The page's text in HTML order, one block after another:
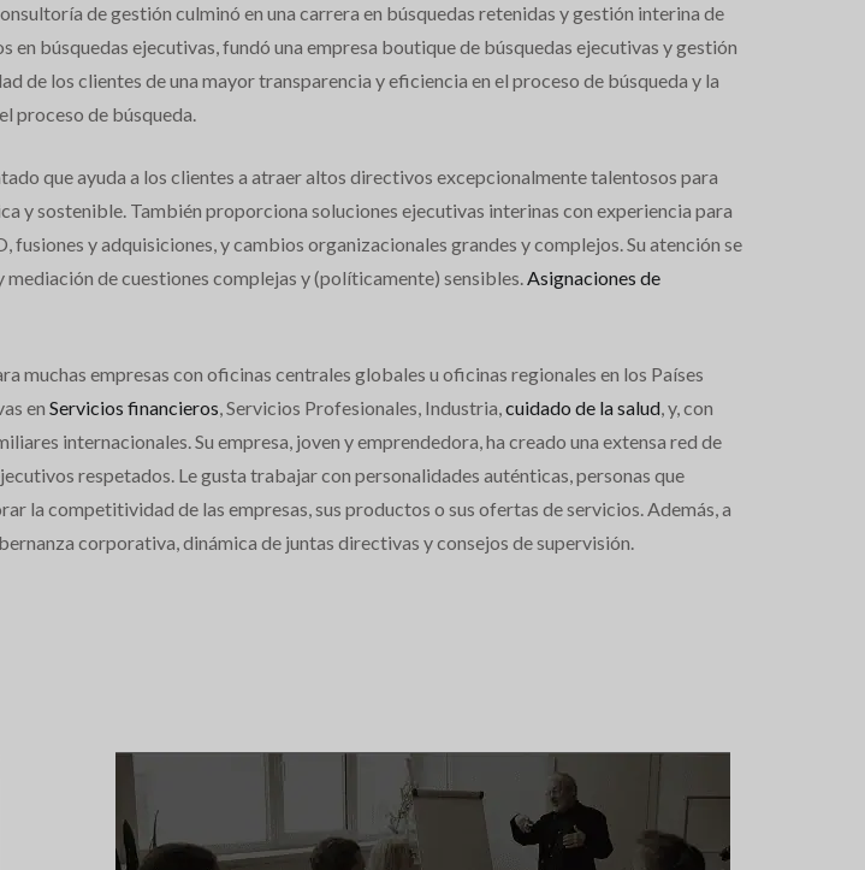
de gestión culminó en una carrera en búsquedas retenidas y gestión interina de
en búsquedas ejecutivas, fundó una empresa boutique de búsquedas ejecutivas y gestión
de los clientes de una mayor transparencia y eficiencia en el proceso de búsqueda y la
proceso de búsqueda.
que ayuda a los clientes a atraer altos directivos excepcionalmente talentosos para
y sostenible. También proporciona soluciones ejecutivas interinas con experiencia para
y adquisiciones, y cambios organizacionales grandes y complejos. Su atención se
mediación de cuestiones complejas y (políticamente) sensibles.Asignaciones de
muchas empresas con oficinas centrales globales u oficinas regionales en los Países
en Servicios financieros, Servicios Profesionales, Industria,cuidado de la salud, y, con
internacionales. Su empresa, joven y emprendedora, ha creado una extensa red de
respetados. Le gusta trabajar con personalidades auténticas, personas que
la competitividad de las empresas, sus productos o sus ofertas de servicios. Además, a
corporativa, dinámica de juntas directivas y consejos de supervisión.